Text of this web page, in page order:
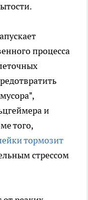
процесса
и
того,
тормозит
стрессом